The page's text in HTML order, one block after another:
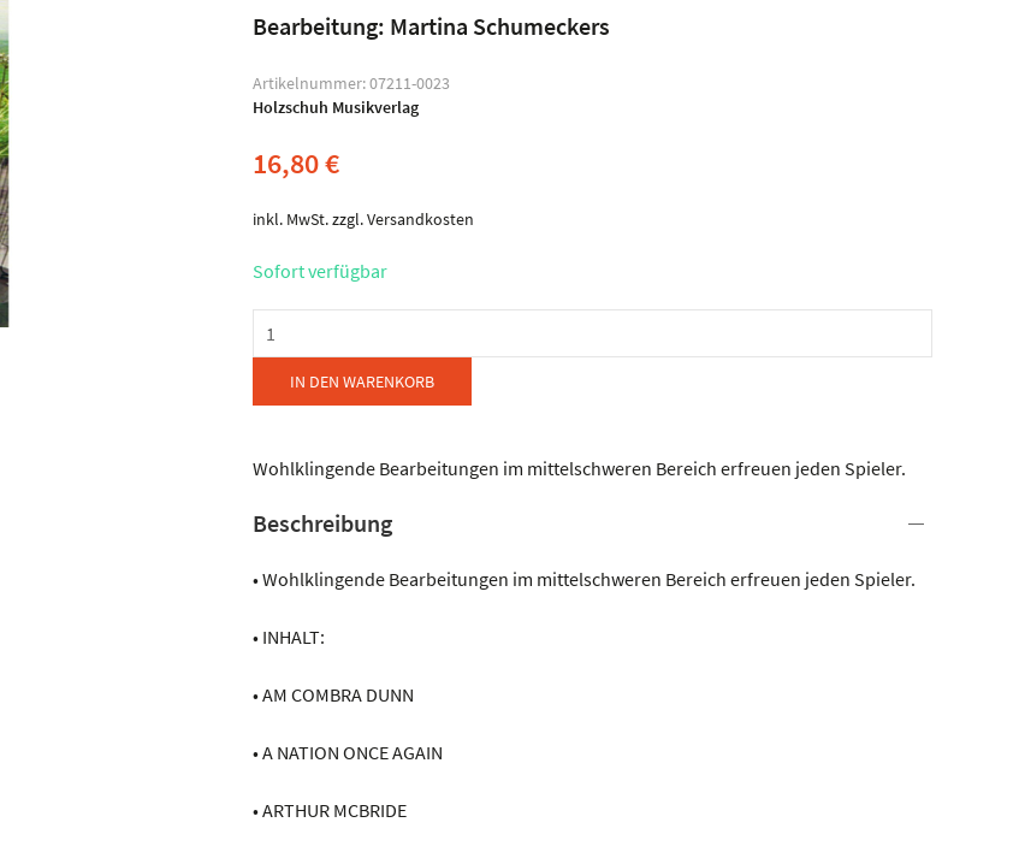
Bearbeitung: Martina Schumeckers
Artikelnummer:07211-0023
Holzschuh Musikverlag
16,80€
inkl. MwSt.zzgl.Versandkosten
Sofort verfügbar
Musikverlag
Holzschuh
Holzschuh
IRISH
MUSIC
IN DEN WARENKORB
Wohlklingende Bearbeitungen im mittelschweren Bereich erfreuen jeden Spieler.
Beschreibung
• Wohlklingende Bearbeitungen im mittelschweren Bereich erfreuen jeden Spieler.
• INHALT:
• AM COMBRA DUNN
• A NATION ONCE AGAIN
• ARTHUR MCBRIDE